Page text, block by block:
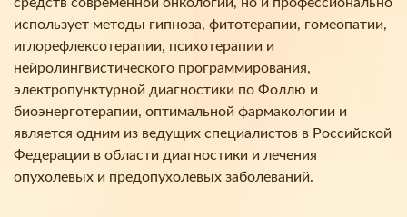
использует методы гипноза, фитотерапии, гомеопатии,
иглорефлексотерапии, психотерапии и
нейролингвистического программирования,
электропунктурной диагностики по Фоллю и
биоэнерготерапии, оптимальной фармакологии и
является одним из ведущих специалистов в Российской
Федерации в области диагностики и лечения
опухолевых и предопухолевых заболеваний.